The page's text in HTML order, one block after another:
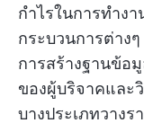
กำไรในการทำง
กระบวนการต่าง
การสร้างฐานข้อ
ของผู้บริจาคและ
บางประเภทวาง